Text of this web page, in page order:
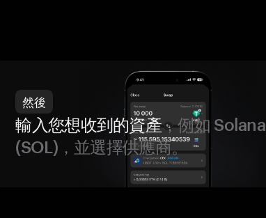
然後
輸入您想收到的資產，例如 Solana
(SOL)，並選擇供應商。